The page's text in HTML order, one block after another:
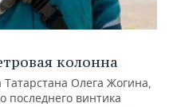
колонна
Олега Жогина,
последнего винтика